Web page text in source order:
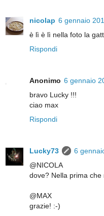
nicolap 6 gennaio
è lì è lì nella foto la
Rispondi
Anonimo 6 gennaio
bravo Lucky !!!
ciao max
Rispondi
Lucky73
6
@NICOLA
dove? Nella prima che
@MAX
grazie! :-)